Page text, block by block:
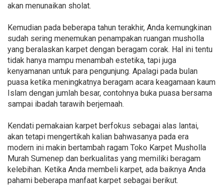
akan menunaikan sholat.
Kemudian pada beberapa tahun terakhir, Anda kemungkinan
sudah sering menemukan penampakan ruangan musholla
yang beralaskan karpet dengan beragam corak. Hal ini tentu
tidak hanya mampu menambah estetika, tapi juga
kenyamanan untuk para pengunjung. Apalagi pada bulan
puasa ketika meningkatnya beragam acara keagamaan kaum
Islam dengan jumlah besar, contohnya buka puasa bersama
sampai ibadah tarawih berjemaah.
Kendati pemakaian karpet berfokus sebagai alas lantai,
akan tetapi mengertikah kalian bahwasanya pada era
modern ini makin bertambah ragam Toko Karpet Musholla
Murah Sumenep dan berkualitas yang memiliki beragam
kelebihan. Ketika Anda membeli karpet, ada baiknya Anda
pahami beberapa manfaat karpet sebagai berikut.